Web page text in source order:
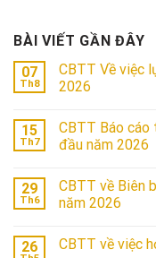
BÀI VIẾT GẦN ĐÂY
07
Th8
CBTT Về việc
2026
15
Th7
CBTT Báo cáo
đầu năm 2026
29
Th6
CBTT về Biên
năm 2026
26 CBTT về việc